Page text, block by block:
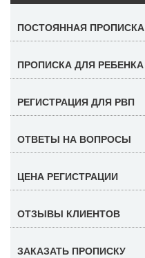
ПОСТОЯННАЯ ПРОПИСКА
ПРОПИСКА ДЛЯ РЕБЕНКА
РЕГИСТРАЦИЯ ДЛЯ РВП
ОТВЕТЫ НА ВОПРОСЫ
ЦЕНА РЕГИСТРАЦИИ
ОТЗЫВЫ КЛИЕНТОВ
ЗАКАЗАТЬ ПРОПИСКУ